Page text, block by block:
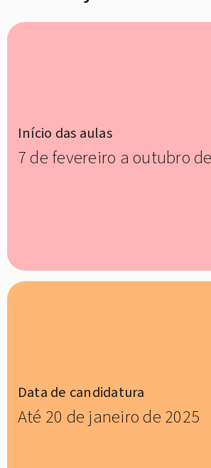
Início das aulas
7 de fevereiro a outubro
Data de candidatura
Até 20 de janeiro de 2025